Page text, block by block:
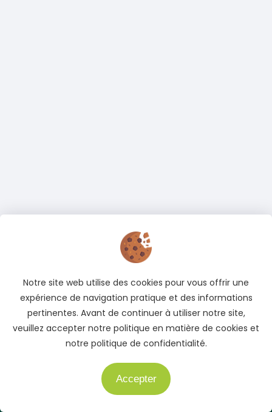
Adresse
Cocody, Abidjan, Côte d'Ivoire
Téléphone
+225 05 04 78 83 83
Notre site web utilise des cookies pour vous offrir une
expérience de navigation pratique et des informations
pertinentes. Avant de continuer à utiliser notre site,
veuillez accepter notre politique en matière de cookies et
notre politique de confidentialité.
Accepter